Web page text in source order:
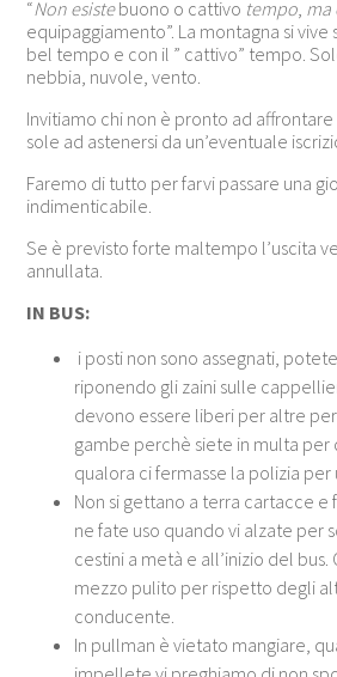
“Non esistebuono o cattivo tempo ma
equipaggiamento”. La montagna si vive
bel tempo e con il ” cattivo” tempo.
nebbia, nuvole, vento.
Invitiamo chi non è pronto ad
sole ad astenersi da un’eventuale
Faremo di tutto per farvi passare una
indimenticabile.
Se è previsto forte maltempo l’uscita
annullata.
IN BUS:
i posti non sono assegnati,
riponendo gli zaini sulle
devono essere liberi per altre
gambe perchè siete in multa per
qualora ci fermasse la polizia per
Non si gettano a terra cartacce e
ne fate uso quando vi alzate per
cestini a metà e all’inizio del
mezzo pulito per rispetto degli
conducente.
In pullman è vietato mangiare,